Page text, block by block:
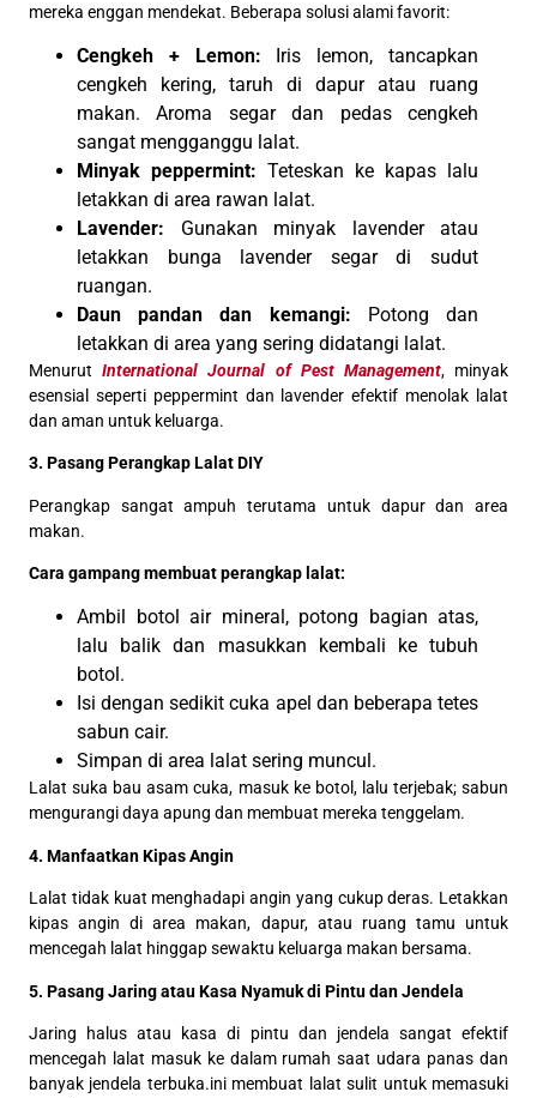
mereka enggan mendekat. Beberapa solusi alami favorit:
Cengkeh + Lemon: Iris lemon, tancapkan
cengkeh kering, taruh di dapur atau ruang
makan. Aroma segar dan pedas cengkeh
sangat mengganggu lalat.
Minyak peppermint: Teteskan ke kapas lalu
letakkan di area rawan lalat.
Lavender: Gunakan minyak lavender atau
letakkan bunga lavender segar di sudut
ruangan.
Daun pandan dan kemangi: Potong dan
letakkan di area yang sering didatangi lalat.
MenurutInternational Journal of Pest Management, minyak
esensial seperti peppermint dan lavender efektif menolak lalat
dan aman untuk keluarga.
3. Pasang Perangkap Lalat DIY
Perangkap sangat ampuh terutama untuk dapur dan area
makan.
Cara gampang membuat perangkap lalat:
Ambil botol air mineral, potong bagian atas,
lalu balik dan masukkan kembali ke tubuh
botol.
Isi dengan sedikit cuka apel dan beberapa tetes
sabun cair.
Simpan di area lalat sering muncul.
Lalat suka bau asam cuka, masuk ke botol, lalu terjebak; sabun
mengurangi daya apung dan membuat mereka tenggelam.
4. Manfaatkan Kipas Angin
Lalat tidak kuat menghadapi angin yang cukup deras. Letakkan
kipas angin di area makan, dapur, atau ruang tamu untuk
mencegah lalat hinggap sewaktu keluarga makan bersama.
5. Pasang Jaring atau Kasa Nyamuk di Pintu dan Jendela
Jaring halus atau kasa di pintu dan jendela sangat efektif
mencegah lalat masuk ke dalam rumah saat udara panas dan
banyak jendela terbuka.ini membuat lalat sulit untuk memasuki